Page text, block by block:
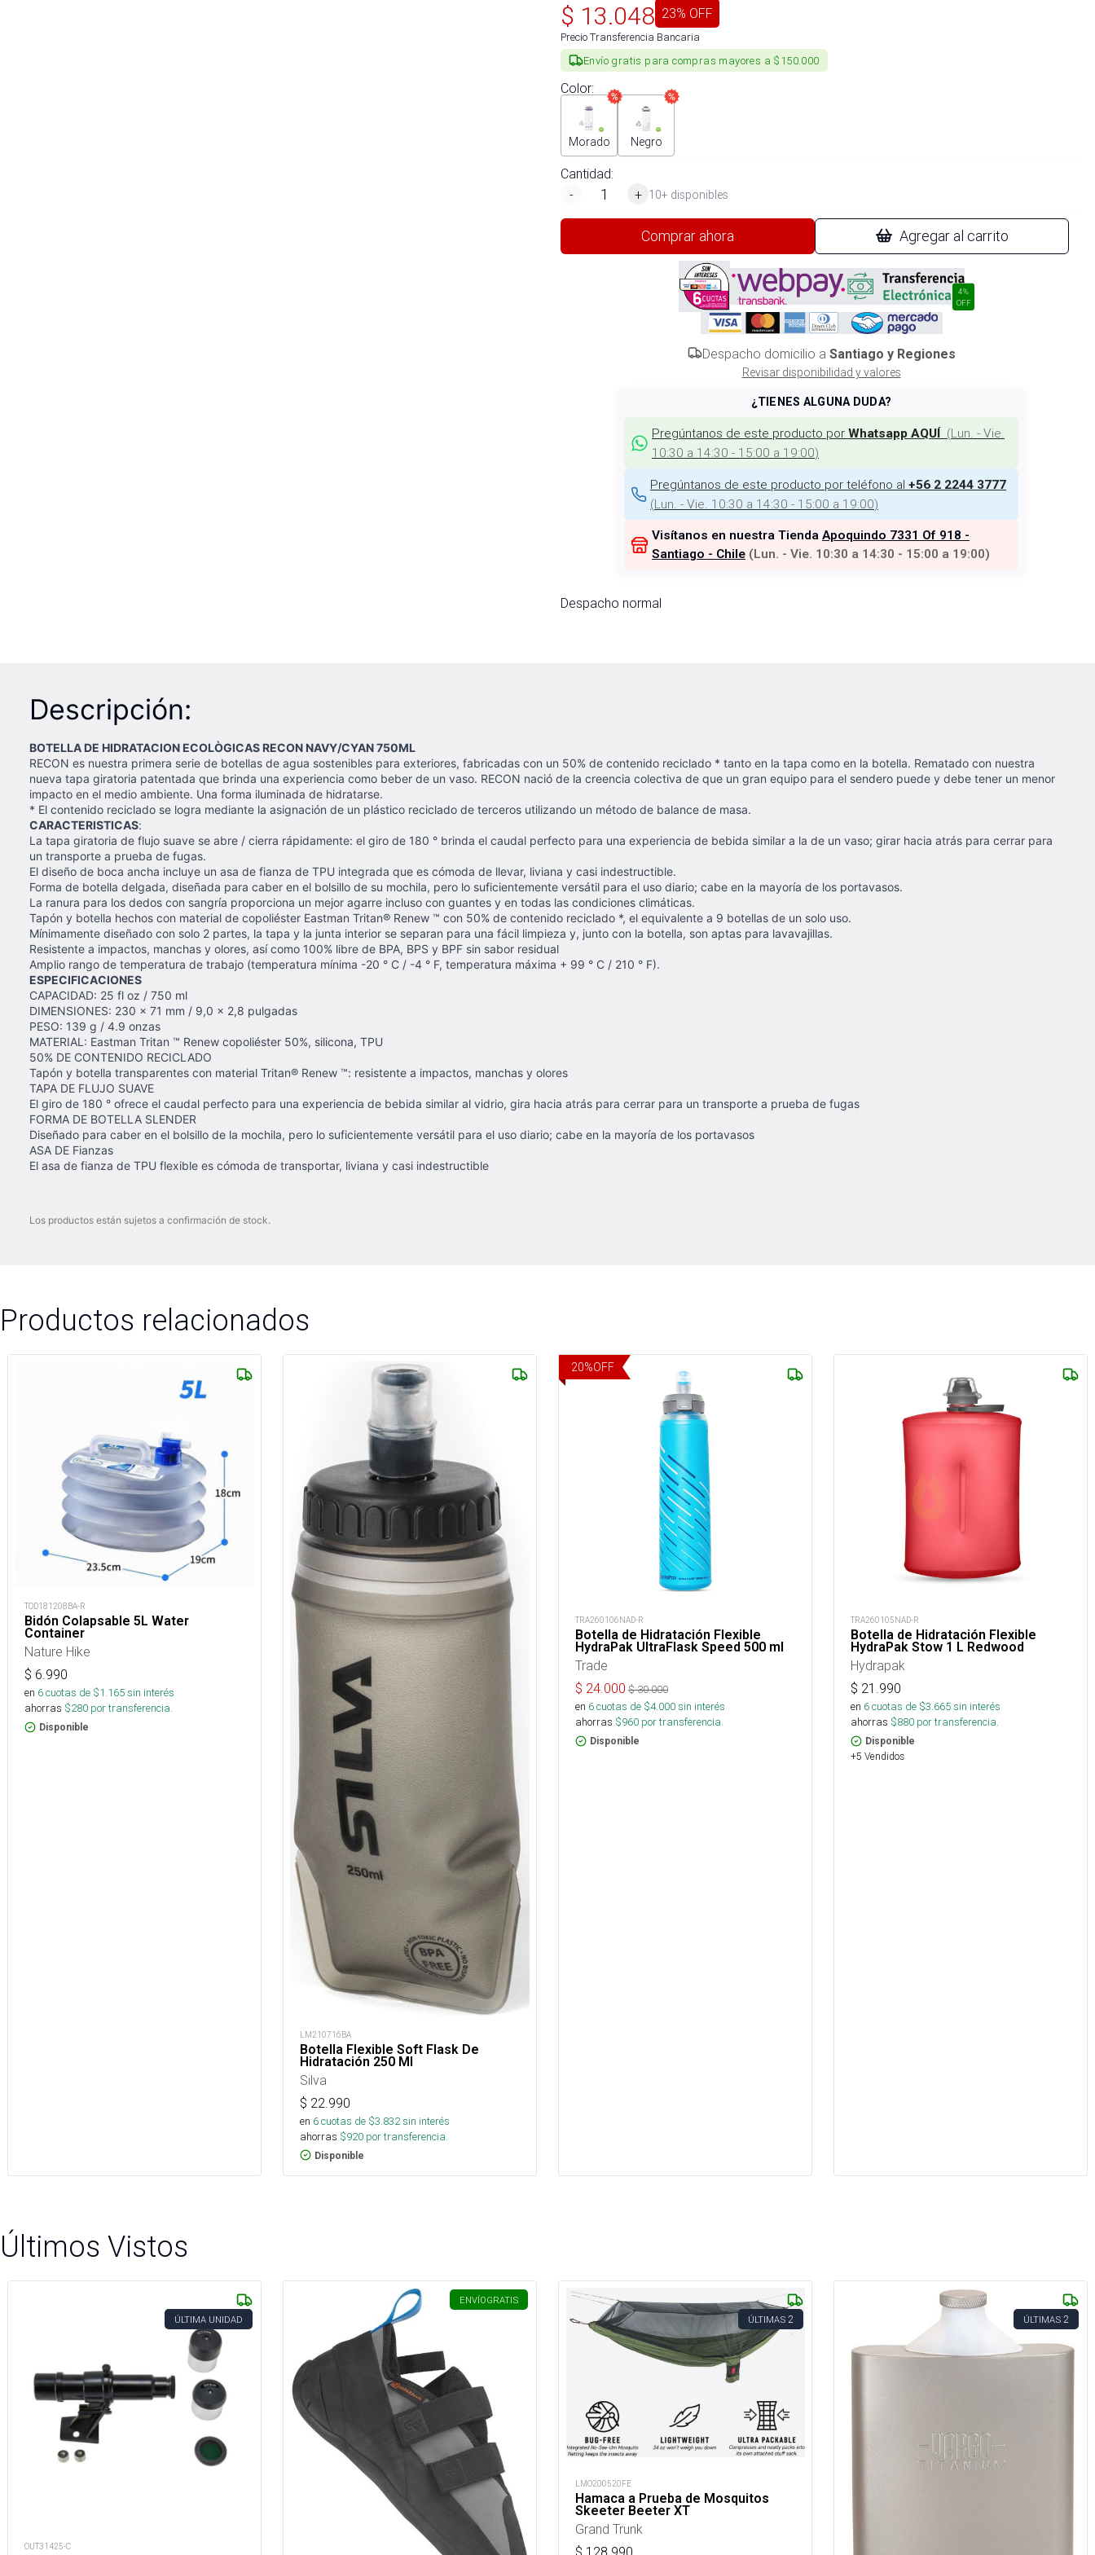
$ 13.048 23% OFF
Precio Transferencia Bancaria
Envío gratis para compras mayores a $150.000
Color:
Morado Negro
Cantidad:
-
+ 10+ disponibles
Comprar ahora Agregar al carrito
4%
OFF
Despacho domicilio a Santiago y Regiones
Revisar disponibilidad y valores
¿TIENES ALGUNA DUDA?
Pregúntanos de este producto por Whatsapp AQUÍ (Lun. - Vie.
10:30 a 14:30 - 15:00 a 19:00)
Pregúntanos de este producto por teléfono al +56 2 2244 3777
(Lun. - Vie. 10:30 a 14:30 - 15:00 a 19:00)
Visítanos en nuestra Tienda Apoquindo 7331 Of 918 -
Santiago - Chile (Lun. - Vie. 10:30 a 14:30 - 15:00 a 19:00)
Despacho normal
Descripción:
BOTELLA DE HIDRATACION ECOLÒGICAS RECON NAVY/CYAN 750ML
RECON es nuestra primera serie de botellas de agua sostenibles para exteriores, fabricadas con un 50% de contenido reciclado * tanto en la tapa como en la botella. Rematado con nuestra
nueva tapa giratoria patentada que brinda una experiencia como beber de un vaso. RECON nació de la creencia colectiva de que un gran equipo para el sendero puede y debe tener un menor
impacto en el medio ambiente. Una forma iluminada de hidratarse.
* El contenido reciclado se logra mediante la asignación de un plástico reciclado de terceros utilizando un método de balance de masa.
CARACTERISTICAS:
La tapa giratoria de flujo suave se abre / cierra rápidamente: el giro de 180 ° brinda el caudal perfecto para una experiencia de bebida similar a la de un vaso; girar hacia atrás para cerrar para
un transporte a prueba de fugas.
El diseño de boca ancha incluye un asa de fianza de TPU integrada que es cómoda de llevar, liviana y casi indestructible.
Forma de botella delgada, diseñada para caber en el bolsillo de su mochila, pero lo suficientemente versátil para el uso diario; cabe en la mayoría de los portavasos.
La ranura para los dedos con sangría proporciona un mejor agarre incluso con guantes y en todas las condiciones climáticas.
Tapón y botella hechos con material de copoliéster Eastman Tritan® Renew ™ con 50% de contenido reciclado *, el equivalente a 9 botellas de un solo uso.
Mínimamente diseñado con solo 2 partes, la tapa y la junta interior se separan para una fácil limpieza y, junto con la botella, son aptas para lavavajillas.
Resistente a impactos, manchas y olores, así como 100% libre de BPA, BPS y BPF sin sabor residual
Amplio rango de temperatura de trabajo (temperatura mínima -20 ° C / -4 ° F, temperatura máxima + 99 ° C / 210 ° F).
ESPECIFICACIONES
CAPACIDAD: 25 fl oz / 750 ml
DIMENSIONES: 230 x 71 mm / 9,0 x 2,8 pulgadas
PESO: 139 g / 4.9 onzas
MATERIAL: Eastman Tritan ™ Renew copoliéster 50%, silicona, TPU
50% DE CONTENIDO RECICLADO
Tapón y botella transparentes con material Tritan® Renew ™: resistente a impactos, manchas y olores
TAPA DE FLUJO SUAVE
El giro de 180 ° ofrece el caudal perfecto para una experiencia de bebida similar al vidrio, gira hacia atrás para cerrar para un transporte a prueba de fugas
FORMA DE BOTELLA SLENDER
Diseñado para caber en el bolsillo de la mochila, pero lo suficientemente versátil para el uso diario; cabe en la mayoría de los portavasos
ASA DE Fianzas
El asa de fianza de TPU flexible es cómoda de transportar, liviana y casi indestructible
Los productos están sujetos a confirmación de stock.
Productos relacionados
TOD181208BA-R
Bidón Colapsable 5L Water
Container
Nature Hike
$ 6.990
en 6cuotas de $1.165sin interés
ahorras $280 por transferencia.
Disponible
LM210716BA
Botella Flexible Soft Flask De
Hidratación 250 Ml
Silva
$ 22.990
en 6cuotas de $3.832sin interés
ahorras $920 por transferencia.
Disponible
20%OFF
TRA260106NAD-R
Botella de Hidratación Flexible
HydraPak UltraFlask Speed 500 ml
Trade
$ 24.000 $30.000
en 6cuotas de $4.000sin interés
ahorras $960 por transferencia.
Disponible
TRA260105NAD-R
Botella de Hidratación Flexible
HydraPak Stow 1 L Redwood
Hydrapak
$ 21.990
en 6cuotas de $3.665sin interés
ahorras $880 por transferencia.
Disponible
+5 Vendidos
Últimos Vistos
ÚLTIMA UNIDAD
OUT31425-C
ENVÍOGRATIS
ÚLTIMAS 2
LMO200520FE
Hamaca a Prueba de Mosquitos
Skeeter Beeter XT
Grand Trunk
ÚLTIMAS 2